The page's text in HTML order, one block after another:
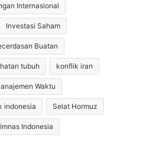
Internasional
Investasi Saham
Buatan
tubuh konflik iran
Waktu
indonesia Selat Hormuz
Indonesia